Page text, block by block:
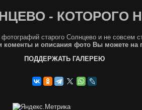
- КОТОРОГО
старого Солнцево и не совсем
коменты и описания фото Вы можете на
ПОДДЕРЖАТЬ ГАЛЕРЕЮ